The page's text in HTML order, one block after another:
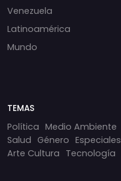
Venezuela
Latinoamérica
Mundo
TEMAS
Política Medio Ambiente
Salud Género Especiales
Arte Cultura Tecnología